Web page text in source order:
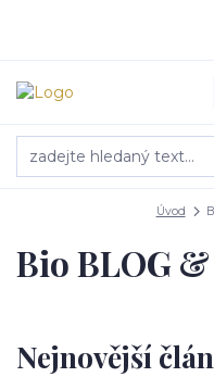
Úvod
Bio BLOG
Nejnovější